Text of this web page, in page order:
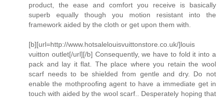
product, the ease and comfort you receive is basically
superb equally though you motion resistant into the
framework aided by the cloth or get upon them with.
[b][url=http://www.hotsalelouisvuittonstore.co.uk/]louis
vuitton outlet[/url][/b] Consequently, we have to fold it into a
pack and lay it flat. The place where you retain the wool
scarf needs to be shielded from gentle and dry. Do not
enable the mothproofing agent to have a immediate get in
touch with aided by the wool scarf.. Desperately hoping that